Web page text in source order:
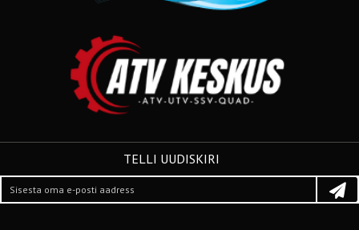
TELLI UUDISKIRI